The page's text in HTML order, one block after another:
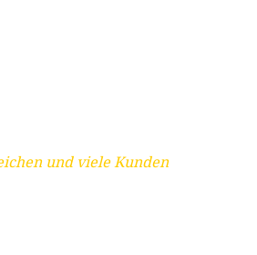
und viele Kunden